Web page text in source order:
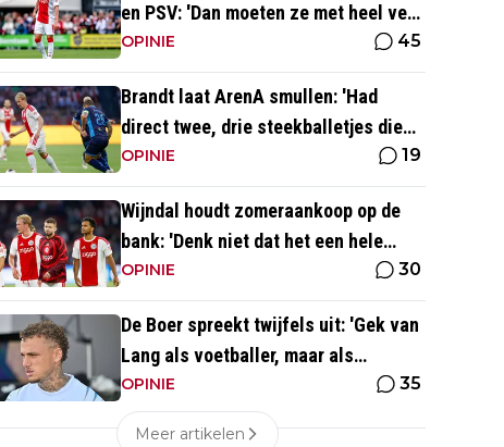
en PSV: 'Dan moeten ze met heel veel
geld over de brug komen'
OPINIE 45
Brandt laat ArenA smullen: 'Had
direct twee, drie steekballetjes die
gewoon perfect waren'
OPINIE 19
Wijndal houdt zomeraankoop op de
bank: 'Denk niet dat het een hele
goede verdediger is'
OPINIE 30
De Boer spreekt twijfels uit: 'Gek van
Lang als voetballer, maar als
persoonlijkheid niet'
OPINIE 35
Meer artikelen